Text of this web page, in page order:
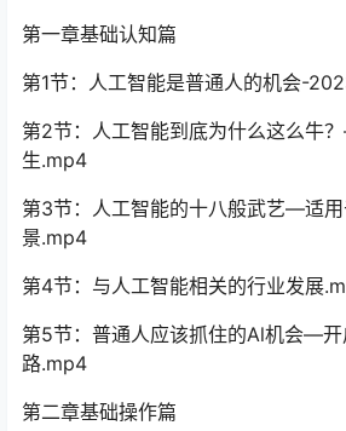
第一章基础认知篇
第1节：人工智能是普通人的机会-
第2节：人工智能到底为什么这么牛
生.mp4
第3节：人工智能的十八般武艺—适
景.mp4
第4节：与人工智能相关的行业发展
第5节：普通人应该抓住的Al机会—
路.mp4
第二章基础操作篇